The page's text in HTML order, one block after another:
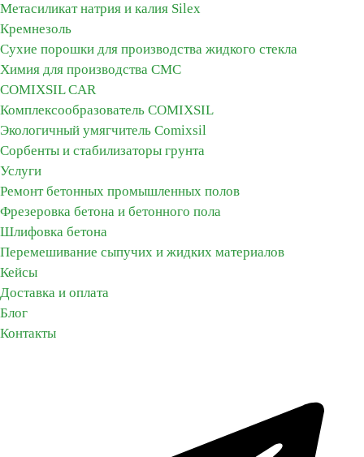
Метасиликат натрия и калия Silex
Кремнезоль
Сухие порошки для производства жидкого стекла
Химия для производства СМС
COMIXSIL CAR
Комплексообразователь COMIXSIL
Экологичный умягчитель Сomixsil
Сорбенты и стабилизаторы грунта
Услуги
Ремонт бетонных промышленных полов
Фрезеровка бетона и бетонного пола
Шлифовка бетона
Перемешивание сыпучих и жидких материалов
Кейсы
Доставка и оплата
Блог
Контакты